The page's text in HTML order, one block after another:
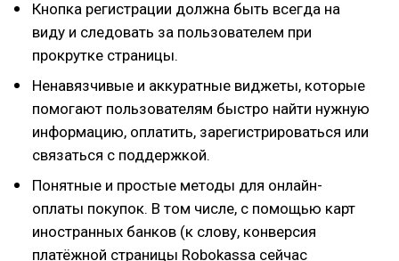
Кнопка регистрации должна быть всегда на
виду и следовать за пользователем при
прокрутке страницы.
Ненавязчивые и аккуратные виджеты, которые
помогают пользователям быстро найти нужную
информацию, оплатить, зарегистрироваться или
связаться с поддержкой.
Понятные и простые методы для онлайн-
оплаты покупок. В том числе, с помощью карт
иностранных банков (к слову, конверсия
платёжной страницы Robokassa сейчас